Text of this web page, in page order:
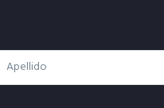
Apellido